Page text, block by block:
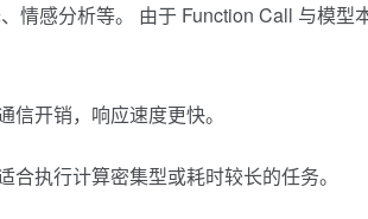
情感分析等。 由于 Function Call 与模型
开销，响应速度更快。
执行计算密集型或耗时较长的任务。